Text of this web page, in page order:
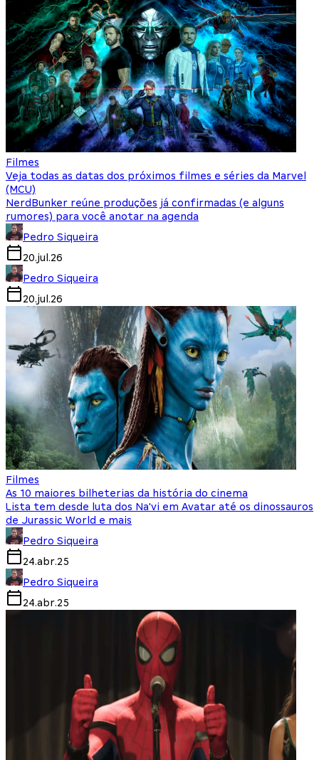
Filmes
Veja todas as datas dos próximos filmes e séries da Marvel
(MCU)
NerdBunker reúne produções já confirmadas (e alguns
rumores) para você anotar na agenda
Pedro Siqueira
20.jul.26
Pedro Siqueira
20.jul.26
Filmes
As 10 maiores bilheterias da história do cinema
Lista tem desde luta dos Na'vi em Avatar até os dinossauros
de Jurassic World e mais
Pedro Siqueira
24.abr.25
Pedro Siqueira
24.abr.25